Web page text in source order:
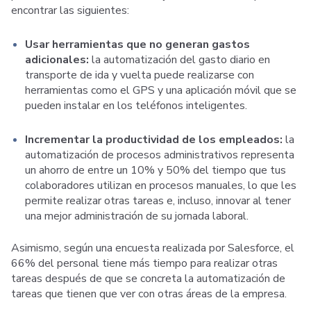
encontrar las siguientes:
Usar herramientas que no generan gastos
adicionales: la automatización del gasto diario en
transporte de ida y vuelta puede realizarse con
herramientas como el GPS y una aplicación móvil que se
pueden instalar en los teléfonos inteligentes.
Incrementar la productividad de los empleados: la
automatización de procesos administrativos representa
un ahorro de entre un 10% y 50% del tiempo que tus
colaboradores utilizan en procesos manuales, lo que les
permite realizar otras tareas e, incluso, innovar al tener
una mejor administración de su jornada laboral.
Asimismo, según una encuesta realizada por Salesforce, el
66% del personal tiene más tiempo para realizar otras
tareas después de que se concreta la automatización de
tareas que tienen que ver con otras áreas de la empresa.